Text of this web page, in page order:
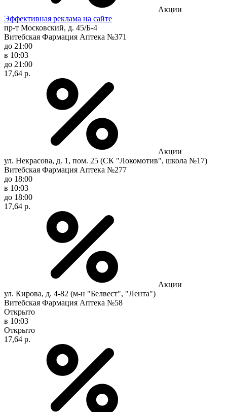
Акции
Эффективная реклама на сайте
пр-т Московский, д. 45/Б-4
Витебская Фармация Аптека №371
до 21:00
в 10:03
до 21:00
17,64 р.
Акции
ул. Некрасова, д. 1, пом. 25 (СК "Локомотив", школа №17)
Витебская Фармация Аптека №277
до 18:00
в 10:03
до 18:00
17,64 р.
Акции
ул. Кирова, д. 4-82 (м-н "Белвест", "Лента")
Витебская Фармация Аптека №58
Открыто
в 10:03
Открыто
17,64 р.